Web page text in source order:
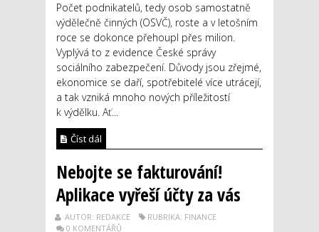
Počet podnikatelů, tedy osob samostatně
výdělečně činných (OSVČ), roste a v letošním
roce se dokonce přehoupl přes milion.
Vyplývá to z evidence České správy
sociálního zabezpečení. Důvody jsou zřejmé,
ekonomice se daří, spotřebitelé více utrácejí,
a tak vzniká mnoho nových příležitostí
k výdělku. Ať...
Číst dál
Nebojte se fakturování!
Aplikace vyřeší účty za vás
AUTOR: REDAKCE
RUBRIKA: FINANCE
0 KOMENTÁŘŮ